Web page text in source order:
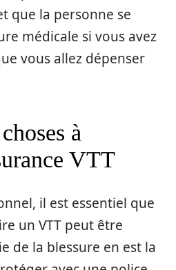
que la personne se
médicale si vous avez
vous allez dépenser
à
VTT
il est essentiel que
un VTT peut être
de la blessure en est la